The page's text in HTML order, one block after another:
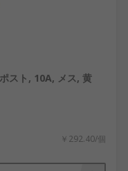
スト, 10A, メス, 黄
￥292.40/個